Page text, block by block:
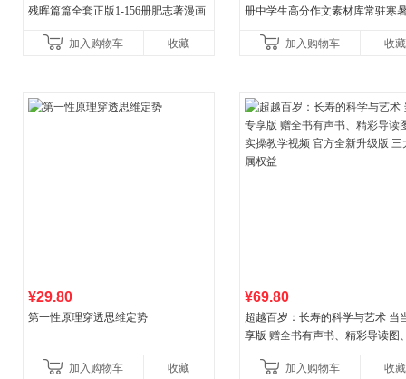
残晖篇篇全套正版1-156册肥志著漫画
儿童西游喵知识
加入购物车 收藏
册中学生高分作文素材库常驻寒
讲透西方思想史，哲学知
加入购物车 收藏
¥29.80
第一性原理穿透思维定势
加入购物车 收藏
¥69.80
超越百岁：长寿的科学与艺术 当
享版 赠全书有声书、精彩导读图
权益
加入购物车 收藏